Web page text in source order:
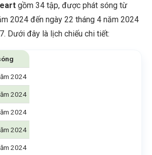
gồm 34 tập, được phát sóng từ
2024 đến ngày 22 tháng 4 năm 2024
Dưới đây là lịch chiếu chi tiết:
2024
2024
2024
2024
2024